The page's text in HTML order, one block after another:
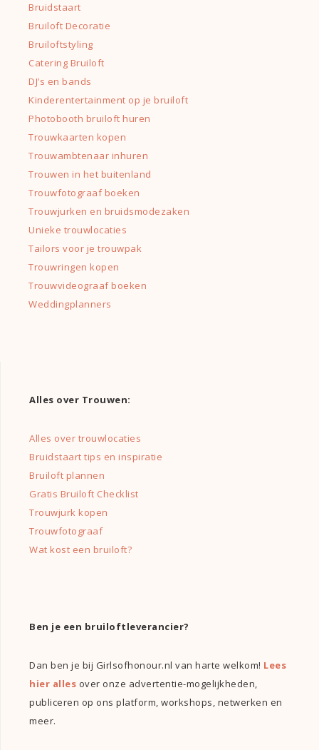
Bruidstaart
Bruiloft Decoratie
Bruiloftstyling
Catering Bruiloft
DJ’s en bands
Kinderentertainment op je bruiloft
Photobooth bruiloft huren
Trouwkaarten kopen
Trouwambtenaar inhuren
Trouwen in het buitenland
Trouwfotograaf boeken
Trouwjurken en bruidsmodezaken
Unieke trouwlocaties
Tailors voor je trouwpak
Trouwringen kopen
Trouwvideograaf boeken
Weddingplanners
Alles over Trouwen:
Alles over trouwlocaties
Bruidstaart tips en inspiratie
Bruiloft plannen
Gratis Bruiloft Checklist
Trouwjurk kopen
Trouwfotograaf
Wat kost een bruiloft?
Ben je een bruiloftleverancier?
Dan ben je bij Girlsofhonour.nl van harte welkom! Lees
hier alles over onze advertentie-mogelijkheden,
publiceren op ons platform, workshops, netwerken en
meer.